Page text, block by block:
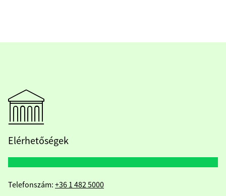
Elérhetőségek
Telefonszám: +36 1 482 5000